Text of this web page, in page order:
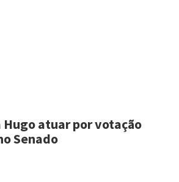
Hugo atuar por votação
Senado